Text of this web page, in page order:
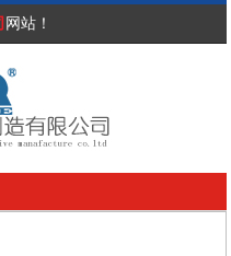
网站！